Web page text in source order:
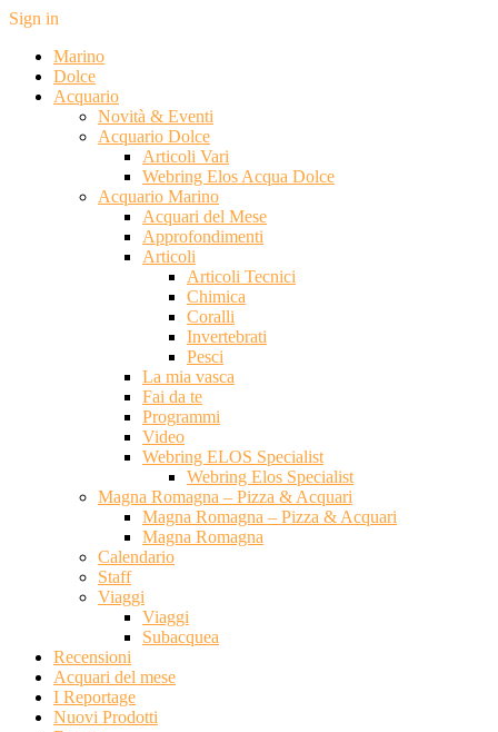
Sign in
Marino
Dolce
Acquario
Novità & Eventi
Acquario Dolce
Articoli Vari
Webring Elos Acqua Dolce
Acquario Marino
Acquari del Mese
Approfondimenti
Articoli
Articoli Tecnici
Chimica
Coralli
Invertebrati
Pesci
La mia vasca
Fai da te
Programmi
Video
Webring ELOS Specialist
Webring Elos Specialist
Magna Romagna – Pizza & Acquari
Magna Romagna – Pizza & Acquari
Magna Romagna
Calendario
Staff
Viaggi
Viaggi
Subacquea
Recensioni
Acquari del mese
I Reportage
Nuovi Prodotti